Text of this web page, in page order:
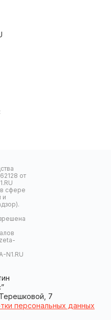
от
сфере
и
N1.RU
7
персональных данных